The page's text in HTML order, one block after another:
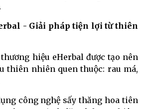
- Giải pháp tiện lợi từ thiên
hiệu eHerbal được tạo nên
thiên nhiên quen thuộc: rau má,
công nghệ sấy thăng hoa tiên